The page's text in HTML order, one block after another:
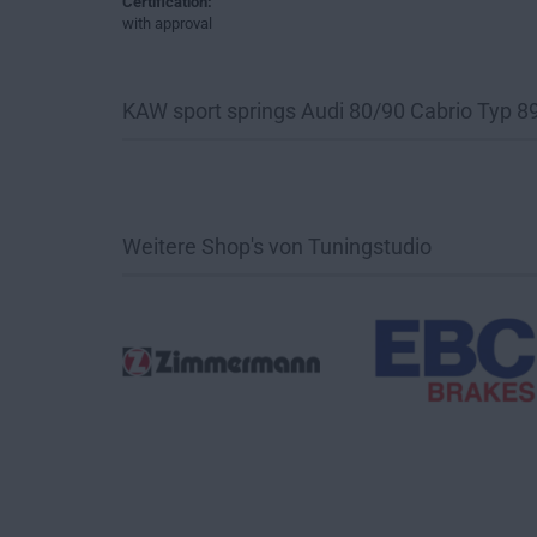
with approval
KAW sport springs Audi 80/90 Cabrio Typ
Weitere Shop's von Tuningstudio